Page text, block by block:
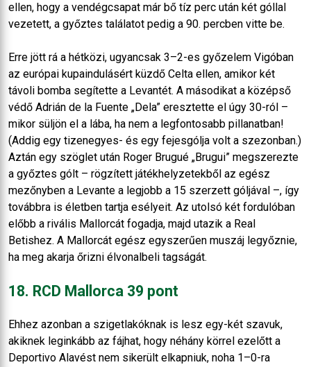
ellen, hogy a vendégcsapat már bő tíz perc után két góllal
vezetett, a győztes találatot pedig a 90. percben vitte be.
Erre jött rá a hétközi, ugyancsak 3–2-es győzelem Vigóban
az európai kupaindulásért küzdő Celta ellen, amikor két
távoli bomba segítette a Levantét. A másodikat a középső
védő Adrián de la Fuente „Dela” eresztette el úgy 30-ról –
mikor süljön el a lába, ha nem a legfontosabb pillanatban!
(Addig egy tizenegyes- és egy fejesgólja volt a szezonban.)
Aztán egy szöglet után Roger Brugué „Brugui” megszerezte
a győztes gólt – rögzített játékhelyzetekből az egész
mezőnyben a Levante a legjobb a 15 szerzett góljával –, így
továbbra is életben tartja esélyeit. Az utolsó két fordulóban
előbb a rivális Mallorcát fogadja, majd utazik a Real
Betishez. A Mallorcát egész egyszerűen muszáj legyőznie,
ha meg akarja őrizni élvonalbeli tagságát.
18. RCD Mallorca 39 pont
Ehhez azonban a szigetlakóknak is lesz egy-két szavuk,
akiknek leginkább az fájhat, hogy néhány körrel ezelőtt a
Deportivo Alavést nem sikerült elkapniuk, noha 1–0-ra